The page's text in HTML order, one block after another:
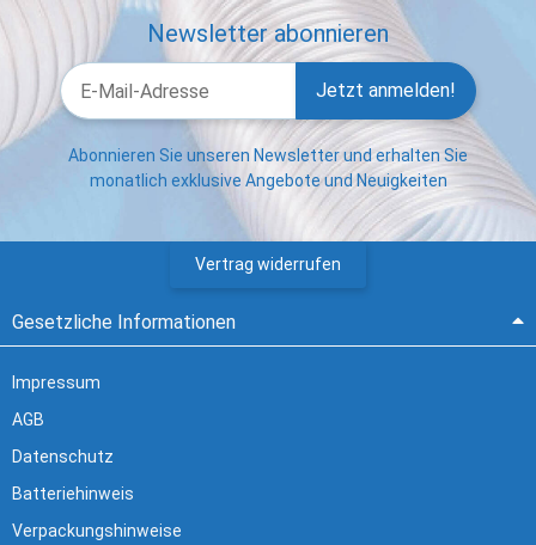
Newsletter abonnieren
Jetzt anmelden!
Abonnieren Sie unseren Newsletter und erhalten Sie
monatlich exklusive Angebote und Neuigkeiten
Vertrag widerrufen
Gesetzliche Informationen
Impressum
AGB
Datenschutz
Batteriehinweis
Verpackungshinweise